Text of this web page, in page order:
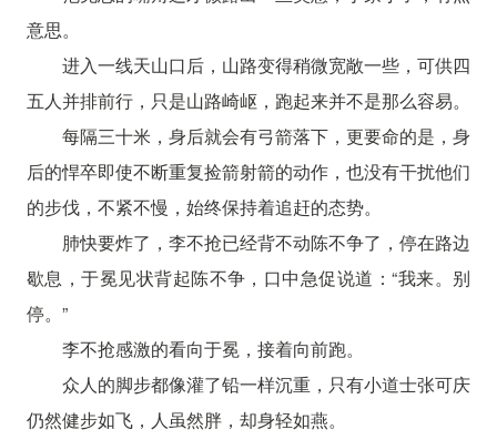
意思。
进入一线天山口后，山路变得稍微宽敞一些，可供四
五人并排前行，只是山路崎岖，跑起来并不是那么容易。
每隔三十米，身后就会有弓箭落下，更要命的是，身
后的悍卒即使不断重复捡箭射箭的动作，也没有干扰他们
的步伐，不紧不慢，始终保持着追赶的态势。
肺快要炸了，李不抢已经背不动陈不争了，停在路边
歇息，于冕见状背起陈不争，口中急促说道：“我来。别
停。”
李不抢感激的看向于冕，接着向前跑。
众人的脚步都像灌了铅一样沉重，只有小道士张可庆
仍然健步如飞，人虽然胖，却身轻如燕。